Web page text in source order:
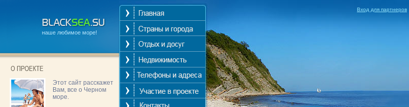
наше любимое море!
Этот сайт расскажет
Вам, все о Черном
море.
Вход для партнеров